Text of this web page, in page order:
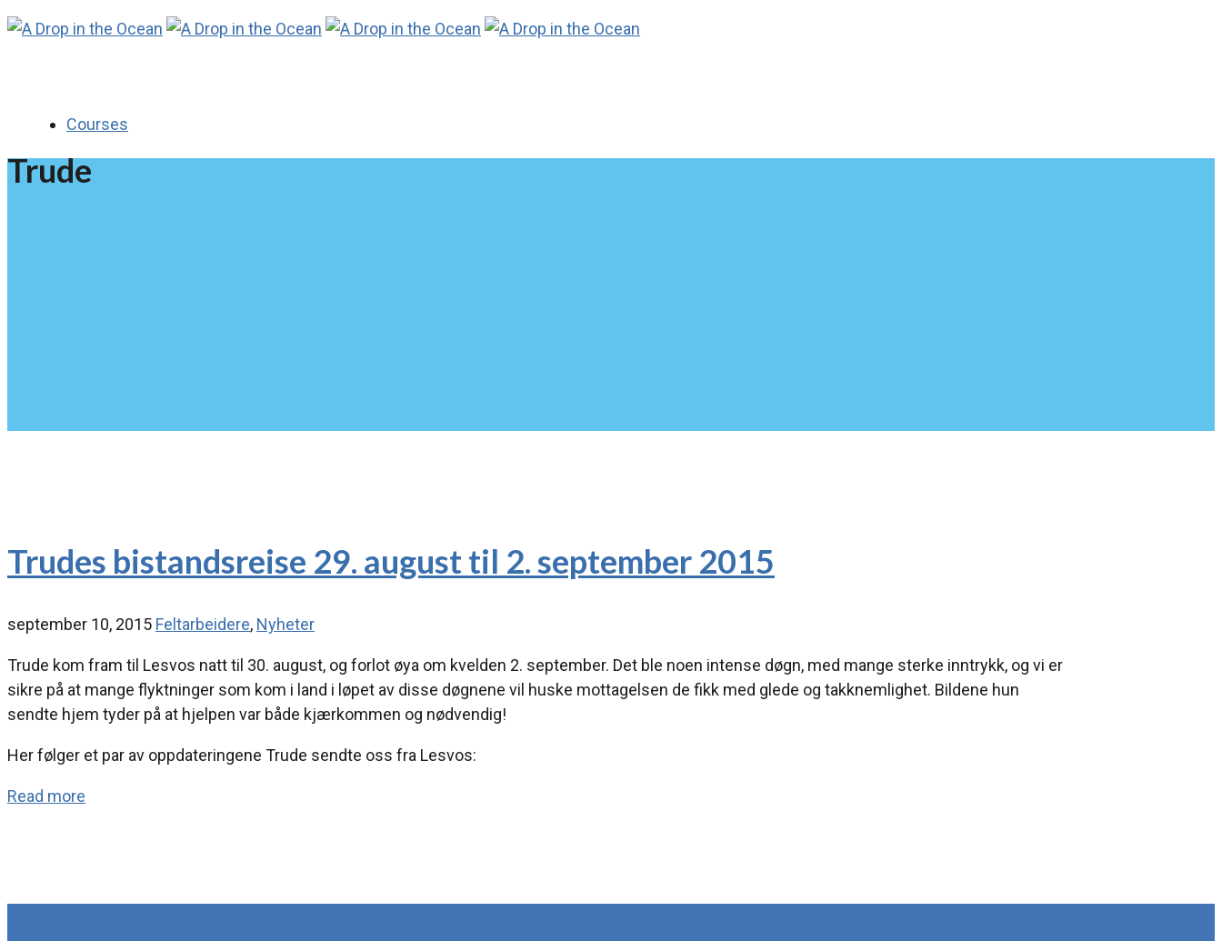
Courses
Trude
Trudes bistandsreise 29. august til 2. september 2015
september 10, 2015 Feltarbeidere, Nyheter
Trude kom fram til Lesvos natt til 30. august, og forlot øya om kvelden 2. september. Det ble noen intense døgn, med mange sterke inntrykk, og vi er
sikre på at mange flyktninger som kom i land i løpet av disse døgnene vil huske mottagelsen de fikk med glede og takknemlighet. Bildene hun
sendte hjem tyder på at hjelpen var både kjærkommen og nødvendig!
Her følger et par av oppdateringene Trude sendte oss fra Lesvos:
Read more